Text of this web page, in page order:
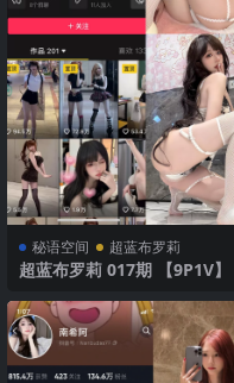
秘语空间 超蓝布罗莉
超蓝布罗莉 017期 【9P1V】